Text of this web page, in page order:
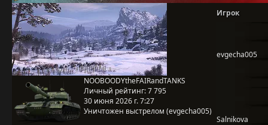
NOOBOODYtheFAIRandTANKS
Личный рейтинг:7 795
30 июня 2026 г. 7:27
Уничтожен выстрелом (evgecha005)
Игрок
evgecha005
Salnikova